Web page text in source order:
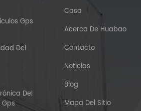
Gps
Del
Del
Gps
Casa
Acerca De Huabao
Contacto
Noticias
Blog
Mapa Del Sitio